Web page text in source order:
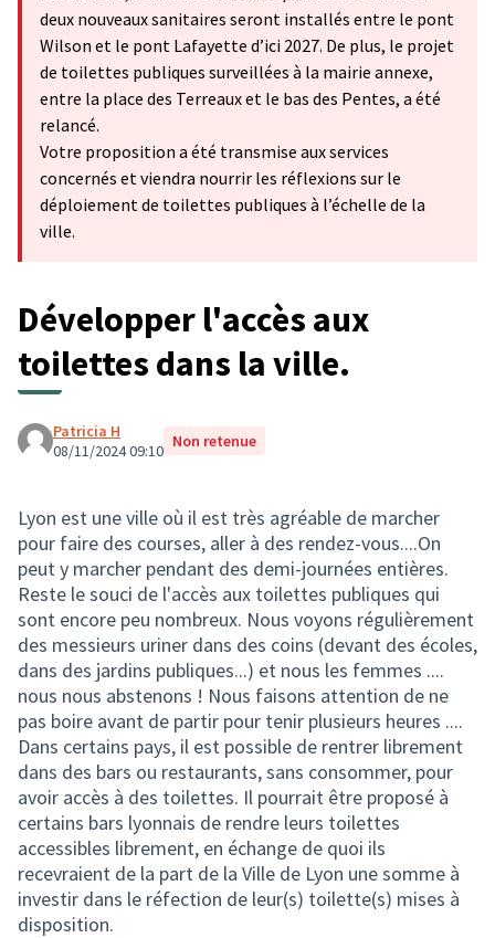
deux nouveaux sanitaires seront installés entre le pont
Wilson et le pont Lafayette d’ici 2027. De plus, le projet
de toilettes publiques surveillées à la mairie annexe,
entre la place des Terreaux et le bas des Pentes, a été
relancé.
Votre proposition a été transmise aux services
concernés et viendra nourrir les réflexions sur le
déploiement de toilettes publiques à l’échelle de la
ville.
Développer l'accès aux
toilettes dans la ville.
Patricia H
08/11/2024 09:10 Non retenue
Lyon est une ville où il est très agréable de marcher
pour faire des courses, aller à des rendez-vous....On
peut y marcher pendant des demi-journées entières.
Reste le souci de l'accès aux toilettes publiques qui
sont encore peu nombreux. Nous voyons régulièrement
des messieurs uriner dans des coins (devant des écoles,
dans des jardins publiques...) et nous les femmes ....
nous nous abstenons ! Nous faisons attention de ne
pas boire avant de partir pour tenir plusieurs heures ....
Dans certains pays, il est possible de rentrer librement
dans des bars ou restaurants, sans consommer, pour
avoir accès à des toilettes. Il pourrait être proposé à
certains bars lyonnais de rendre leurs toilettes
accessibles librement, en échange de quoi ils
recevraient de la part de la Ville de Lyon une somme à
investir dans le réfection de leur(s) toilette(s) mises à
disposition.